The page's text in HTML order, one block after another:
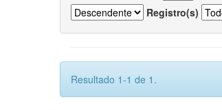
Registro(s)
Resultado 1-1 de 1.